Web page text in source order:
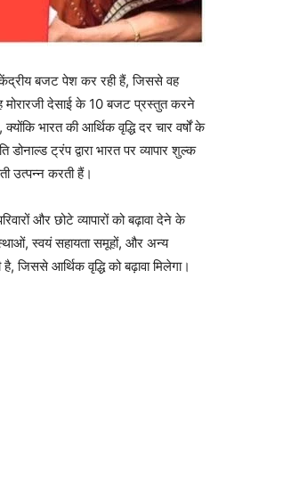
केंद्रीय बजट पेश कर रही हैं, जिससे वह
मोरारजी देसाई के 10 बजट प्रस्तुत करने
भारत की आर्थिक वृद्धि दर चार वर्षों के
ट्रंप द्वारा भारत पर व्यापार शुल्क
उत्पन्न करती हैं।
और छोटे व्यापारों को बढ़ावा देने के
स्वयं सहायता समूहों, और अन्य
आर्थिक वृद्धि को बढ़ावा मिलेगा।